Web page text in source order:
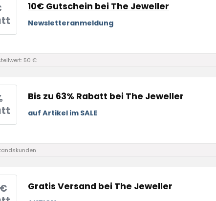
10€ Gutschein bei The Jeweller
Newsletteranmeldung
50 €
Bis zu 63% Rabatt bei The Jeweller
auf Artikel im SALE
Gratis Versand bei The Jeweller